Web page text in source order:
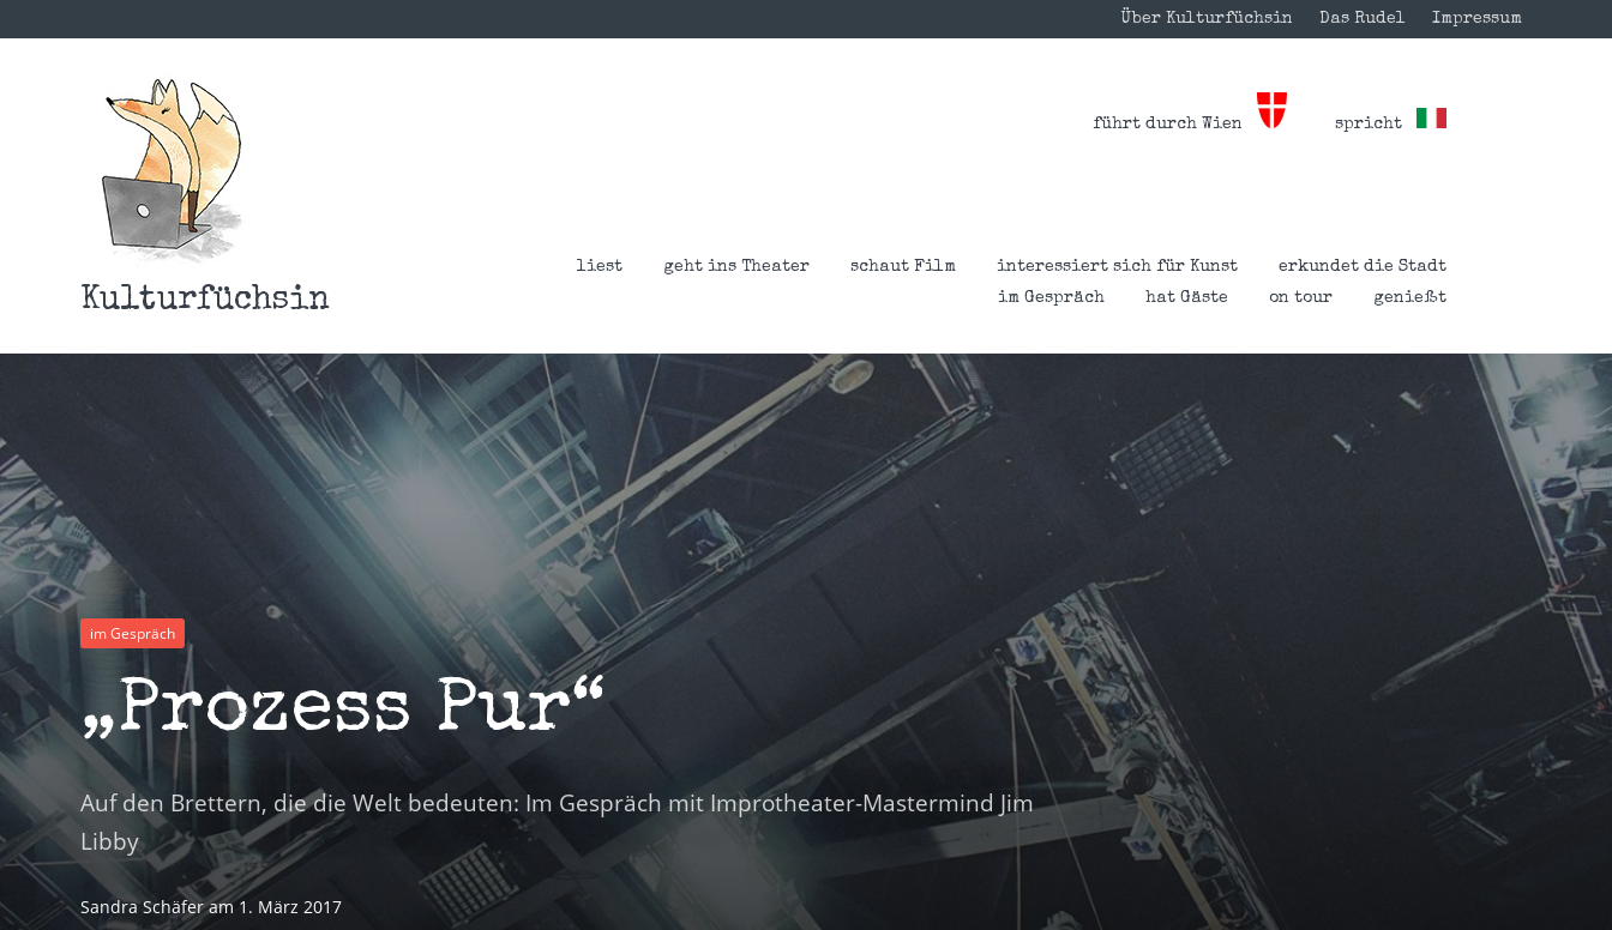
Über Kulturfüchsin Das Rudel Impressum
Kulturfüchsin
führt durch Wien spricht
liest geht ins Theater schaut Film interessiert sich für Kunst
erkundet die Stadt
im Gespräch
hat Gäste on tour genießt
im Gespräch
„Prozess Pur“
Auf den Brettern, die die Welt bedeuten: Im Gespräch mit Improtheater-Mastermind Jim
Libby
Sandra Schäferam 1. März 2017